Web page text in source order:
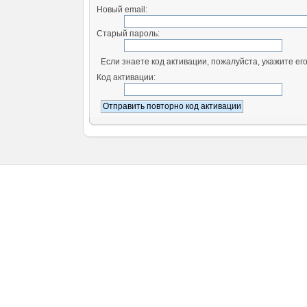
Новый email:
Старый пароль:
Если знаете код активации, пожалуйста, укажите
Код активации: